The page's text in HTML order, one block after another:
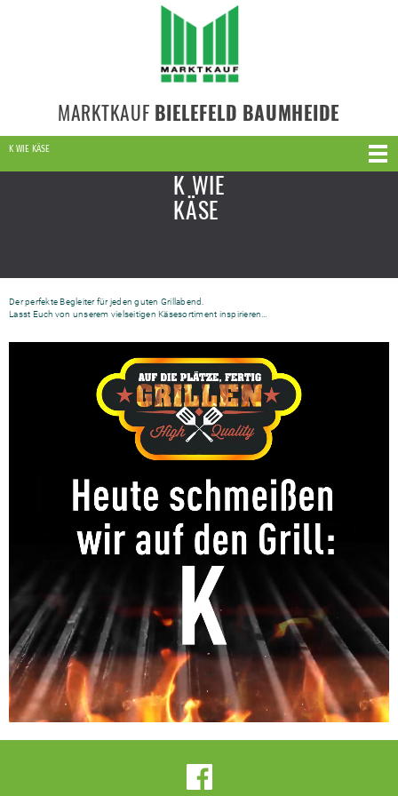
MARKTKAUF BIELEFELD BAUMHEIDE
K WIE KÄSE
K WIE
KÄSE
Der perfekte Begleiter für jeden guten Grillabend.
Lasst Euch von unserem vielseitigen Käsesortiment inspirieren…